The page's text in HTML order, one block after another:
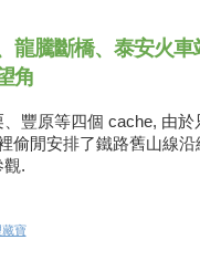
龍騰斷橋、泰安火車
角
豐原等四個 cache, 由於
偷閒安排了鐵路舊山線
觀.
寶